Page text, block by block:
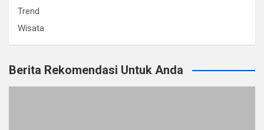
Trend
Wisata
Berita Rekomendasi Untuk Anda